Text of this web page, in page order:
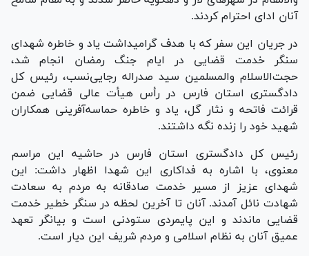
آنان ادای احترام کردند.
در جریان این سفر که با هدف گرامیداشت یاد و خاطره شهدای
سنگر خدمت قضایی در ایام جنگ رمضان انجام شد،
حجت‌الاسلام والمسلمین سید صدراله رجایی‌نسب، رئیس کل
دادگستری استان فارس در رأس هیأت عالی قضایی ضمن
قرائت فاتحه و نثار گل، یاد و خاطره حماسه‌آفرینی همکاران
شهید خود را زنده نگه داشتند.
رئیس کل دادگستری استان فارس در حاشیه این مراسم
معنوی، با اشاره به فداکاری این شهدا اظهار داشت: این
شهدای عزیز از مسیر خدمت صادقانه به مردم به سعادت
شهادت نائل آمدند. آنان تا آخرین لحظه در سنگر خطیر خدمت
قضایی ماندند و این پایمردی ستودنی است و بیانگر تعهد
عمیق آنان به نظام اسلامی و مردم شریف این دیار است.